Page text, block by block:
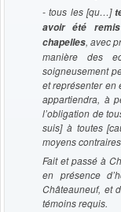
- tous les [qu…]
avoir été
chapelles, avec
manière des
soigneusement
et représenter en
appartiendra, à
l’obligation de
suis] à toutes
moyens
Fait et passé à
en présence
Châteauneuf, et
témoins requis.